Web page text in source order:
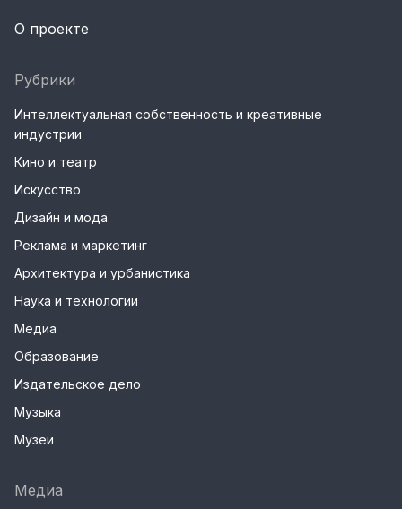
О проекте
Рубрики
Интеллектуальная собственность и креативные
индустрии
Кино и театр
Искусство
Дизайн и мода
Реклама и маркетинг
Архитектура и урбанистика
Наука и технологии
Медиа
Образование
Издательское дело
Музыка
Музеи
Медиа